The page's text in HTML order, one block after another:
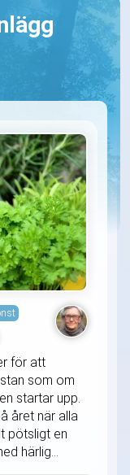
för att
som om
startar upp.
året när alla
pötsligt en
härlig...